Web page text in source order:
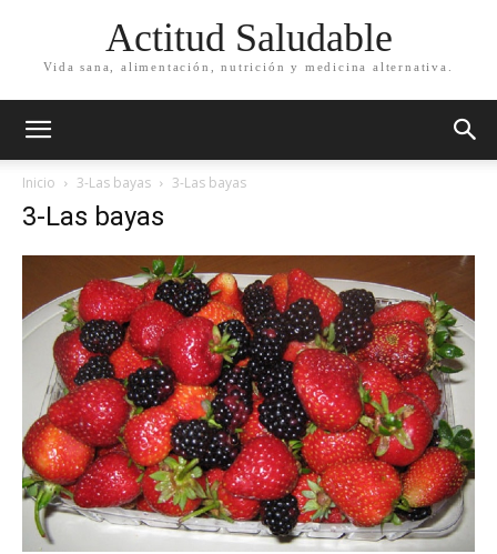
Actitud Saludable
Vida sana, alimentación, nutrición y medicina alternativa.
Inicio 3-Las bayas 3-Las bayas
3-Las bayas